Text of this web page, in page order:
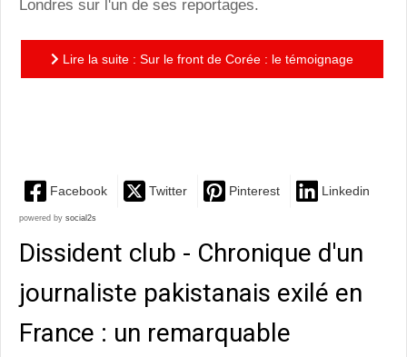
Londres sur l'un de ses reportages.
Lire la suite : Sur le front de Corée : le témoignage
Facebook Twitter Pinterest Linkedin
powered by social2s
Dissident club - Chronique d'un
journaliste pakistanais exilé en
France : un remarquable